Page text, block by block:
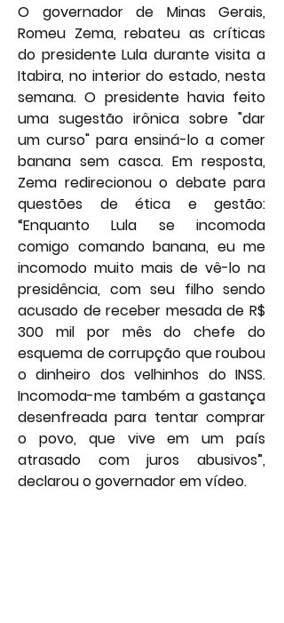
O governador de Minas Gerais,
Romeu Zema, rebateu as críticas
do presidente Lula durante visita a
Itabira, no interior do estado, nesta
semana. O presidente havia feito
uma sugestão irônica sobre "dar
um curso" para ensiná-lo a comer
banana sem casca. Em resposta,
Zema redirecionou o debate para
questões de ética e gestão:
“Enquanto Lula se incomoda
comigo comando banana, eu me
incomodo muito mais de vê-lo na
presidência, com seu filho sendo
acusado de receber mesada de R$
300 mil por mês do chefe do
esquema de corrupção que roubou
o dinheiro dos velhinhos do INSS.
Incomoda-me também a gastança
desenfreada para tentar comprar
o povo, que vive em um país
atrasado com juros abusivos”,
declarou o governador em vídeo.